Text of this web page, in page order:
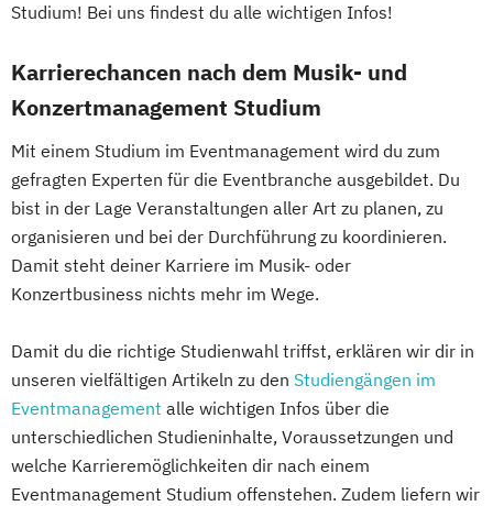
Studium! Bei uns findest du alle wichtigen Infos!
Karrierechancen nach dem Musik- und
Konzertmanagement Studium
Mit einem Studium im Eventmanagement wird du zum
gefragten Experten für die Eventbranche ausgebildet. Du
bist in der Lage Veranstaltungen aller Art zu planen, zu
organisieren und bei der Durchführung zu koordinieren.
Damit steht deiner Karriere im Musik- oder
Konzertbusiness nichts mehr im Wege.
Damit du die richtige Studienwahl triffst, erklären wir dir in
unseren vielfältigen Artikeln zu den Studiengängen im
Eventmanagement alle wichtigen Infos über die
unterschiedlichen Studieninhalte, Voraussetzungen und
welche Karrieremöglichkeiten dir nach einem
Eventmanagement Studium offenstehen. Zudem liefern wir